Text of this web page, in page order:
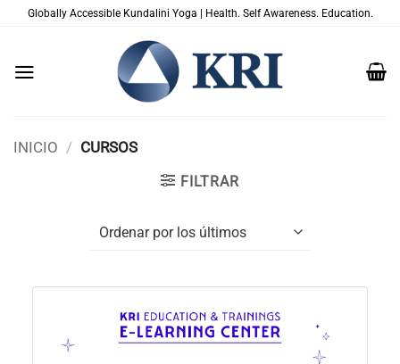
SaltarGlobally Accessible Kundalini Yoga | Health. Self Awareness. Education.
INICIO / CURSOS
FILTRAR